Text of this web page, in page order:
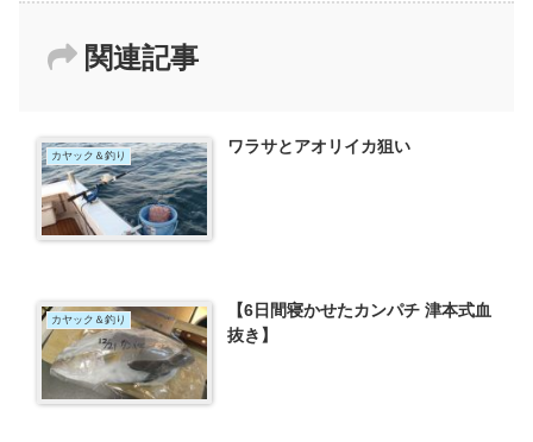
関連記事
カヤック＆釣り ワラサとアオリイカ狙い
カヤック＆釣り
【6日間寝かせたカンパチ 津本式血
抜き】